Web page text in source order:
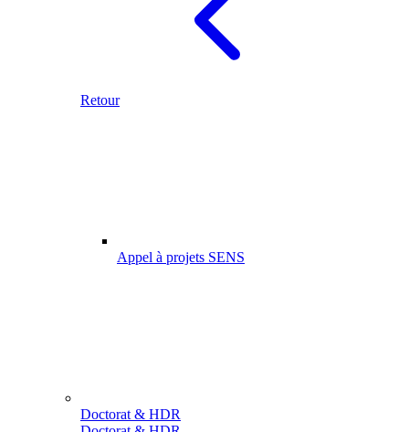
Retour
Appel à projets SENS
Doctorat & HDR